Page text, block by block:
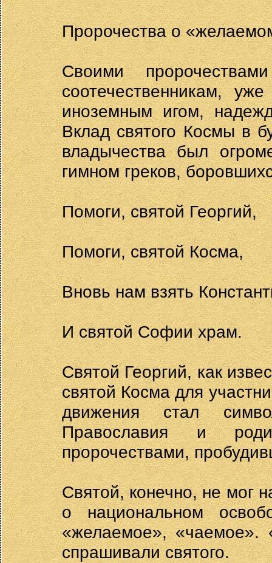
Пророчества о
Своими
соотечественникам,
иноземным игом,
Вклад святого Космы в
владычества был
гимном греков,
Помоги, святой Георгий,
Помоги, святой Косма,
Вновь нам взять
И святой Софии храм.
Святой Георгий, как
святой Косма для
движения стал
Православия и
пророчествами,
Святой, конечно, не мог
о национальном
«желаемое», «чаемое».
спрашивали святого.